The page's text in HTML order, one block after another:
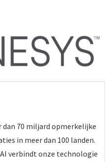
dan 70 miljard opmerkelijke
in meer dan 100 landen.
verbindt onze technologie